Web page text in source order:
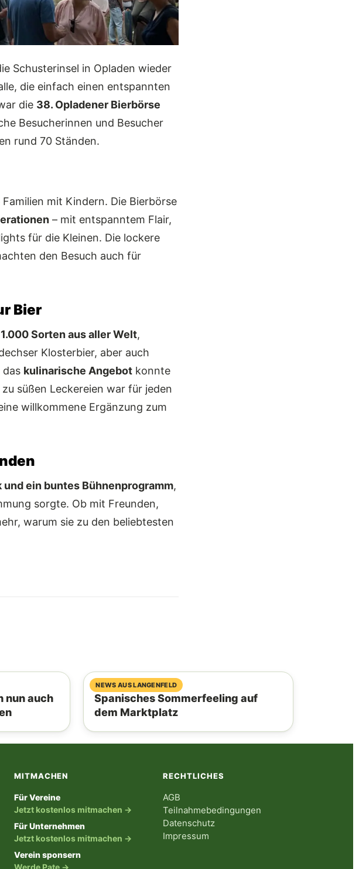
Schusterinsel in Opladen wieder
die einfach einen entspannten
die 38. Opladener Bierbörse
Besucherinnen und Besucher
rund 70 Ständen.
mit Kindern. Die Bierbörse
– mit entspanntem Flair,
für die Kleinen. Die lockere
den Besuch auch für
Bier
1.000 Sorten aus aller Welt,
Klosterbier, aber auch
das kulinarische Angebot konnte
süßen Leckereien war für jeden
willkommene Ergänzung zum
und ein buntes Bühnenprogramm,
sorgte. Ob mit Freunden,
warum sie zu den beliebtesten
nun auch
NEWS AUS LANGENFELD
06. August 2026
Spanisches Sommerfeeling auf
dem Marktplatz
MITMACHEN
Für Vereine
Jetzt kostenlos mitmachen →
Für Unternehmen
Jetzt kostenlos mitmachen →
Verein sponsern
Werde Pate →
RECHTLICHES
AGB
Teilnahmebedingungen
Datenschutz
Impressum